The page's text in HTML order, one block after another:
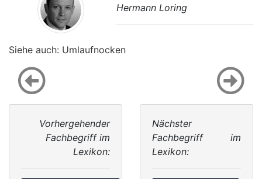
Hermann Loring
Siehe auch: Umlaufnocken
Vorhergehender
Fachbegriff im
Lexikon:
Nächster
Fachbegriff im
Lexikon: